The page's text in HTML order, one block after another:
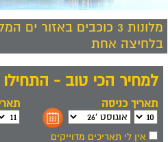
מלונות 3 כוכבים באזור
בלחיצה אחת